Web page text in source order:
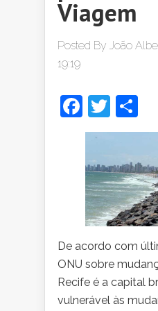
Viagem
Posted By João
19:19
De acordo com
ONU sobre
Recife é a capital
vulnerável às